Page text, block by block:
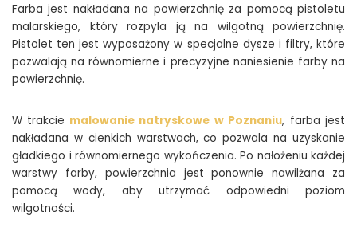
Farba jest nakładana na powierzchnię za pomocą pistoletu
malarskiego, który rozpyla ją na wilgotną powierzchnię.
Pistolet ten jest wyposażony w specjalne dysze i filtry, które
pozwalają na równomierne i precyzyjne naniesienie farby na
powierzchnię.
W trakcie malowanie natryskowe w Poznaniu, farba jest
nakładana w cienkich warstwach, co pozwala na uzyskanie
gładkiego i równomiernego wykończenia. Po nałożeniu każdej
warstwy farby, powierzchnia jest ponownie nawilżana za
pomocą wody, aby utrzymać odpowiedni poziom
wilgotności.